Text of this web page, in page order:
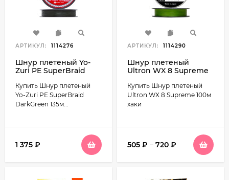
АРТИКУЛ: 1114276
Шнур плетеный Yo-
Zuri PE SuperBraid
темно-зеленый
Купить Шнур плетеный
Yo-Zuri PE SuperBraid
DarkGreen 135м...
1 375 ₽
АРТИКУЛ: 1114290
Шнур плетеный
Ultron WX 8 Supreme
Купить Шнур плетеный
Ultron WX 8 Supreme 100м
хаки
505 ₽ – 720 ₽